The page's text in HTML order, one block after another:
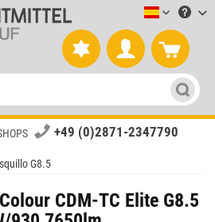
+49 (0)2871-2347790
G8.5
CDM-TC Elite G8.5